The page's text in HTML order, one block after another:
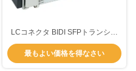
LCコネクタ BIDI SFPトランシー
バーモジュール 622M 15kmTx-
1550nm Rx-1310nm データレート
最もよい価格を得なさい